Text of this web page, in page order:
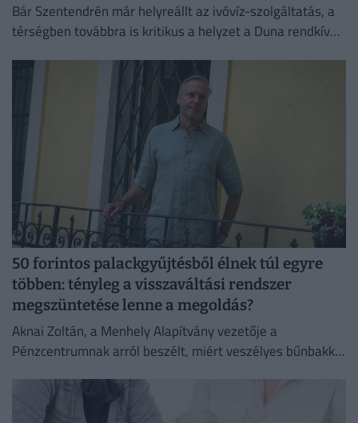
Bár Szentendrén már helyreállt az ivóvíz-szolgáltatás, a
térségben továbbra is kritikus a helyzet a Duna rendkívül
50 forintos palackgyűjtésből élnek túl egyre
többen: tényleg a visszaváltási rendszer
megszüntetése lenne a megoldás?
Aknai Zoltán, a Menhely Alapítvány vezetője a
Pénzcentrumnak arról beszélt, miért veszélyes bűnbakká